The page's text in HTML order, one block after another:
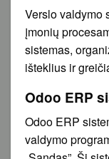
Verslo valdymo
įmonių
sistemas,
išteklius ir
Odoo ERP
Odoo ERP
valdymo